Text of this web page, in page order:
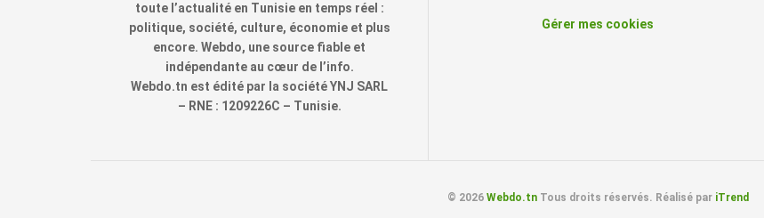
toute l’actualité en Tunisie en temps réel :
politique, société, culture, économie et plus
encore. Webdo, une source fiable et
indépendante au cœur de l’info.
Webdo.tn est édité par la société YNJ SARL
– RNE : 1209226C – Tunisie.
Gérer mes cookies
© 2026 Webdo.tnTous droits réservés. Réalisé par iTrend